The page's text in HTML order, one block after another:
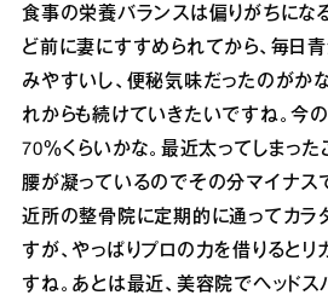
食事の栄養バランスは偏りがちにな
ど前に妻にすすめられてから、毎日
みやすいし、便秘気味だったのがか
れからも続けていきたいですね。今
70％くらいかな。最近太ってしまった
腰が凝っているのでその分マイナス
近所の整骨院に定期的に通ってカラ
すが、やっぱりプロの力を借りると
すね。あとは最近、美容院でヘッドス